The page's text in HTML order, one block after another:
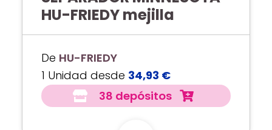
HU-FRIEDY mejilla
De HU-FRIEDY
1 Unidad desde 34,93 €
38 depósitos